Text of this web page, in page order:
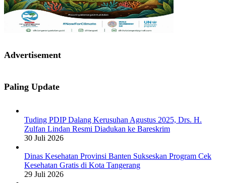
Advertisement
Paling Update
Tuding PDIP Dalang Kerusuhan Agustus 2025, Drs. H.
Zulfan Lindan Resmi Diadukan ke Bareskrim
30 Juli 2026
Dinas Kesehatan Provinsi Banten Sukseskan Program Cek
Kesehatan Gratis di Kota Tangerang
29 Juli 2026